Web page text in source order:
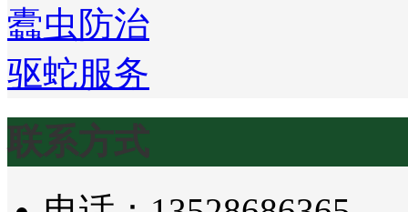
蠹虫防治
驱蛇服务
联系方式